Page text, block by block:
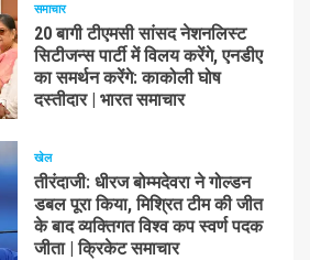
समाचार
20 बागी टीएमसी सांसद नेशनलिस्ट
सिटीजन्स पार्टी में विलय करेंगे, एनडीए
का समर्थन करेंगे: काकोली घोष
दस्तीदार | भारत समाचार
खेल
तीरंदाजी: धीरज बोम्मदेवरा ने गोल्डन
डबल पूरा किया, मिश्रित टीम की जीत
के बाद व्यक्तिगत विश्व कप स्वर्ण पदक
जीता | क्रिकेट समाचार